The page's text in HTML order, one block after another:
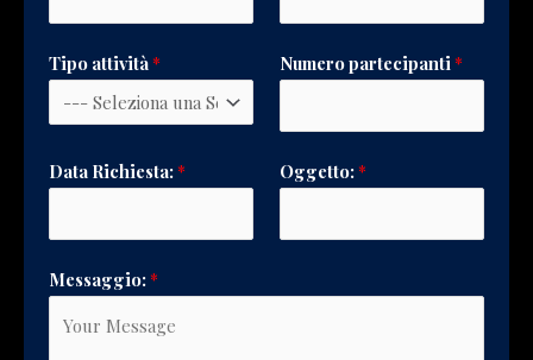
m
Tipo attività* Numero partecipanti*
Data Richiesta:* Oggetto:*
Messaggio:*